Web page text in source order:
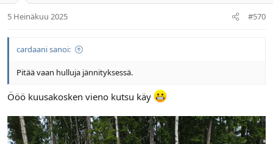
5 Heinäkuu 2025 #570
cardaani sanoi:
Pitää vaan hulluja jännityksessä.
Ööö kuusakosken vieno kutsu käy